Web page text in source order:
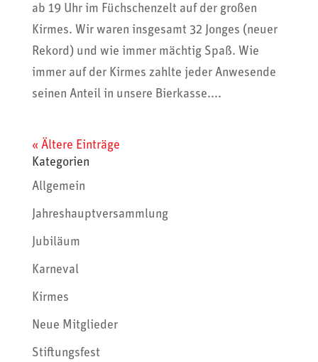
ab 19 Uhr im Füchs­chen­zelt auf der großen
Kirmes. Wir waren insge­samt 32 Jonges (neuer
Rekord) und wie immer mächtig Spaß. Wie
immer auf der Kirmes zahlte jeder Anwe­sende
seinen Anteil in unsere Bier­kasse....
« Ältere Einträge
Kategorien
Allgemein
Jahreshauptversammlung
Jubiläum
Karneval
Kirmes
Neue Mitglieder
Stiftungsfest